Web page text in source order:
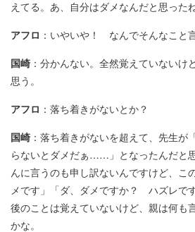
えてる。あ、自分はダメなんだと思ったね
アフロ ：いやいや！ なんでそんなこと
国崎 ：分かんない。全然覚えていないけ
思う。
アフロ ：落ち着きがないとか？
国崎 ：落ち着きがないを超えて、先生が
らないとダメだぁ……」となったんだと
んに言うのも申し訳ないんですけど、こ
メです」「ダ、ダメですか？ ハズレで
後のことは覚えていないけど、親は何も
かな。